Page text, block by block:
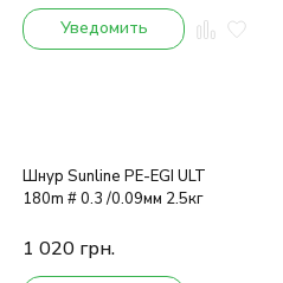
Уведомить
Шнур Sunline PE-EGI ULT
180m # 0.3 /0.09мм 2.5кг
1 020 грн.